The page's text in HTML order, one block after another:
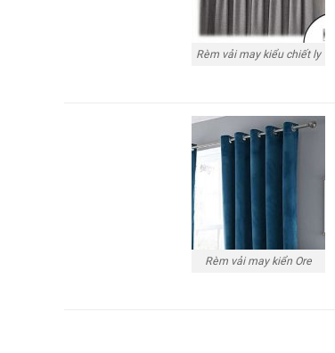
Rèm vải may kiểu chiết ly
Rèm vải may kiển Ore